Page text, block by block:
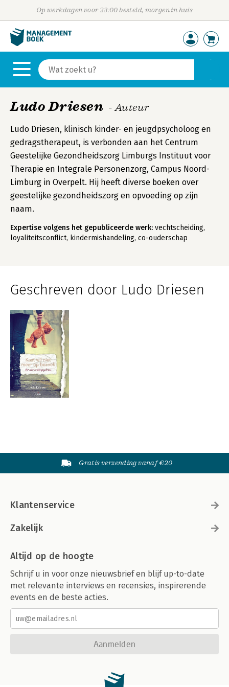
Op werkdagen voor 23:00 besteld, morgen in huis
Ludo Driesen - Auteur
Ludo Driesen, klinisch kinder- en jeugdpsycholoog en
gedragstherapeut, is verbonden aan het Centrum
Geestelijke Gezondheidszorg Limburgs Instituut voor
Therapie en Integrale Personenzorg, Campus Noord-
Limburg in Overpelt. Hij heeft diverse boeken over
geestelijke gezondheidszorg en opvoeding op zijn
naam.
Expertise volgens het gepubliceerde werk: vechtscheiding,
loyaliteitsconflict, kindermishandeling, co-ouderschap
Geschreven door Ludo Driesen
Gratis verzending vanaf €20
Klantenservice
Zakelijk
Altijd op de hoogte
Schrijf u in voor onze nieuwsbrief en blijf up-to-date
met relevante interviews en recensies, inspirerende
events en de beste acties.
Aanmelden